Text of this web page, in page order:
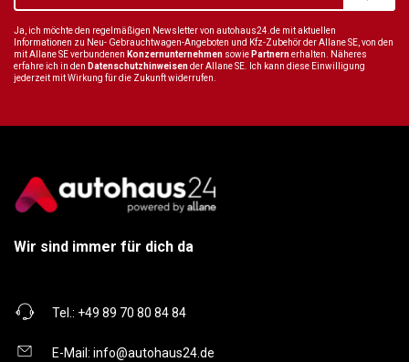
Ja, ich möchte den regelmäßigen Newsletter von autohaus24.de mit aktuellen
Informationen zu Neu- Gebrauchtwagen-Angeboten und Kfz-Zubehör der Allane SE, von den
mit Allane SE verbundenen Konzernunternehmen sowie Partnernerhalten. Näheres
erfahre ich in den Datenschutzhinweisender Allane SE. Ich kann diese Einwilligung
jederzeit mit Wirkung für die Zukunft widerrufen.
Wir sind immer für dich da
Tel.: +49 89 70 80 84 84
E-Mail: info@autohaus24.de